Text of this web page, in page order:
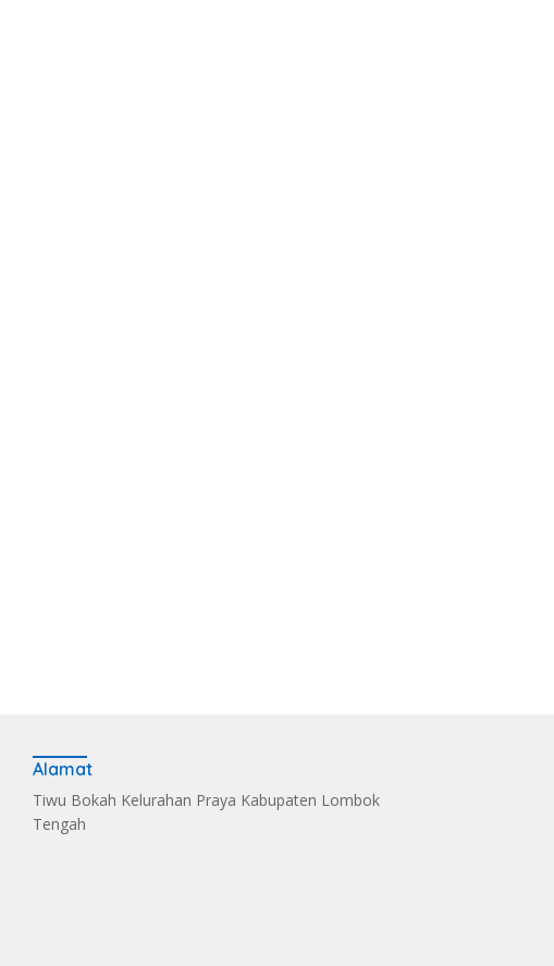
Alamat
Tiwu Bokah Kelurahan Praya Kabupaten Lombok
Tengah